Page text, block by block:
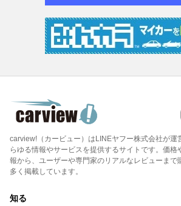
carview!（カービュー）はLINEヤフー株式会社が運
らゆる情報やサービスを提供するサイトです。価格
報から、ユーザーや専門家のリアルなレビューまで
多く掲載しています。
知る